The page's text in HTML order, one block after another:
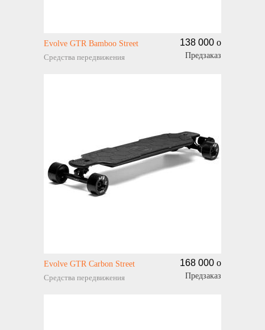
Evolve GTR Bamboo Street
Средства передвижения
138 000 o
Предзаказ
Evolve GTR Carbon Street
Средства передвижения
168 000 o
Предзаказ